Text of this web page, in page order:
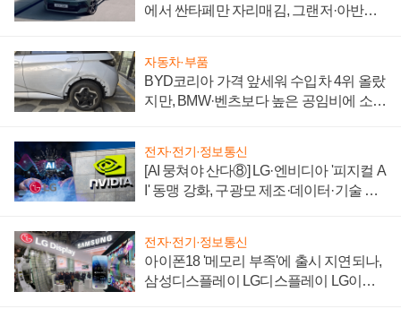
에서 싼타페만 자리매김, 그랜저·아반떼
자동차·부품
BYD코리아 가격 앞세워 수입차 4위 올랐
지만, BMW·벤츠보다 높은 공임비에 소비
전자·전기·정보통신
[AI 뭉쳐야 산다⑧] LG·엔비디아 '피지컬 A
I' 동맹 강화, 구광모 제조·데이터·기술 결
전자·전기·정보통신
아이폰18 '메모리 부족'에 출시 지연되나,
삼성디스플레이 LG디스플레이 LG이노